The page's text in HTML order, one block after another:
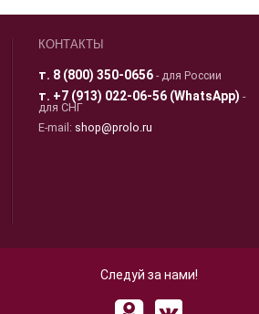
КОНТАКТЫ
т. 8 (800) 350-0656 - для России
т. +7 (913) 022-06-56 (WhatsApp) -
для СНГ
E-mail: shop@prolo.ru
Следуй за нами!